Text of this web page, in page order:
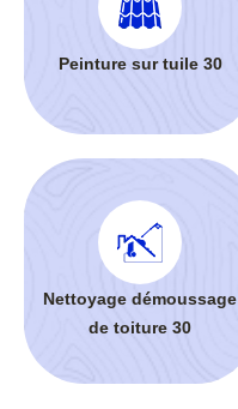
Peinture sur tuile 30
Nettoyage démoussage
de toiture 30